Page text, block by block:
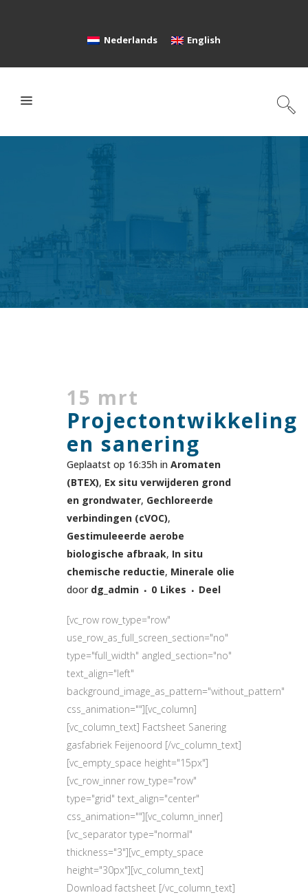
Nederlands English
15 mrt
Projectontwikkeling
en sanering
Geplaatst op 16:35h in Aromaten
(BTEX), Ex situ verwijderen grond
en grondwater, Gechloreerde
verbindingen (cVOC),
Gestimuleeerde aerobe
biologische afbraak, In situ
chemische reductie, Minerale olie
door dg_admin 0 Likes Deel
[vc_row row_type="row"
use_row_as_full_screen_section="no"
type="full_width" angled_section="no"
text_align="left"
background_image_as_pattern="without_pattern"
css_animation=""][vc_column]
[vc_column_text] Factsheet Sanering
gasfabriek Feijenoord [/vc_column_text]
[vc_empty_space height="15px"]
[vc_row_inner row_type="row"
type="grid" text_align="center"
css_animation=""][vc_column_inner]
[vc_separator type="normal"
thickness="3"][vc_empty_space
height="30px"][vc_column_text]
Download factsheet [/vc_column_text]